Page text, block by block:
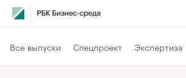
Все выпуски Спецпроект Экспертиза